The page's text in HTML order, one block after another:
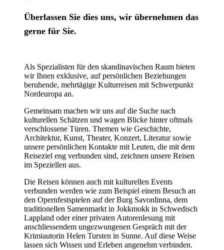
Überlassen Sie dies uns, wir übernehmen das
gerne für Sie.
Als Spezialisten für den skandinavischen Raum bieten
wir Ihnen exklusive, auf persönlichen Beziehungen
beruhende, mehrtägige Kulturreisen mit Schwerpunkt
Nordeuropa an.
Gemeinsam machen wir uns auf die Suche nach
kulturellen Schätzen und wagen Blicke hinter oftmals
verschlossene Türen. Themen wie Geschichte,
Architektur, Kunst, Theater, Konzert, Literatur sowie
unsere persönlichen Kontakte mit Leuten, die mit dem
Reiseziel eng verbunden sind, zeichnen unsere Reisen
im Speziellen aus.
Die Reisen können auch mit kulturellen Events
verbunden werden wie zum Beispiel einem Besuch an
den Opernfestspielen auf der Burg Savonlinna, dem
traditionellen Samenmarkt in Jokkmokk in Schwedisch
Lappland oder einer privaten Autorenlesung mit
anschliessendem ungezwungenen Gespräch mit der
Krimiautorin Helen Tursten in Sunne. Auf diese Weise
lassen sich Wissen und Erleben angenehm verbinden.